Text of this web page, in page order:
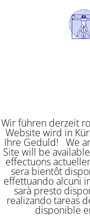
Wir führen derzeit
Website wird in
Ihre Geduld! We
Site will be
effectuons
sera bientôt
effettuando alcuni
sarà presto
realizando tareas
disponible